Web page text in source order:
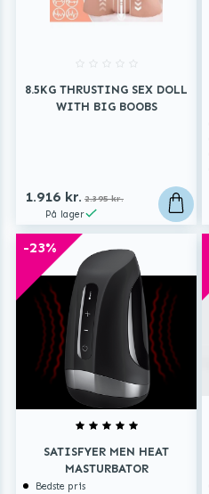
8.5KG THRUSTING SEX DOLL
WITH BIG BOOBS
1.916 kr. 2.395 kr.
På lager
-23%
SATISFYER MEN HEAT
MASTURBATOR
Bedste pris